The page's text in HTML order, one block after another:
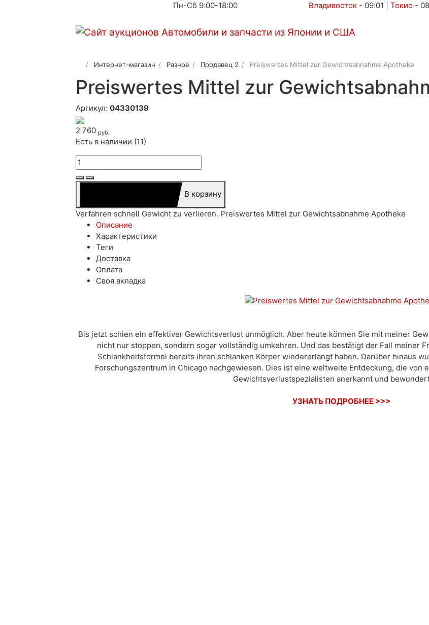
Пн-Сб 9:00-18:00 Владивосток- 09:01 Токио-
Интернет-магазин Разное Продавец 2 Preiswertes Mittel zur Gewichtsabnahme Apotheke
Preiswertes Mittel zur
Артикул:04330139
2 760руб.
Есть в наличии (11)
В корзину
Verfahren schnell Gewicht zu verlieren. Preiswertes Mittel zur Gewichtsabnahme Apotheke
Описание
Характеристики
Теги
Доставка
Оплата
Своя вкладка
Bis jetzt schien ein effektiver Gewichtsverlust unmöglich. Aber heute können Sie mit meiner
nicht nur stoppen, sondern sogar vollständig umkehren. Und das bestätigt der Fall meiner
Schlankheitsformel bereits ihren schlanken Körper wiedererlangt haben. Darüber hinaus
Forschungszentrum in Chicago nachgewiesen. Dies ist eine weltweite Entdeckung, die von
Gewichtsverlustspezialisten anerkannt und
УЗНАТЬ ПОДРОБНЕЕ >>>